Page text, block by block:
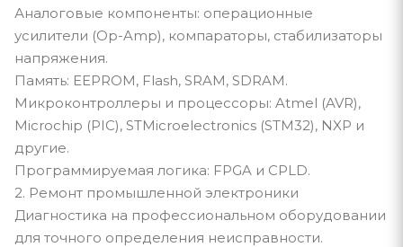
Аналоговые компоненты: операционные
усилители (Op-Amp), компараторы, стабилизаторы
напряжения.
Память: EEPROM, Flash, SRAM, SDRAM.
Микроконтроллеры и процессоры: Atmel (AVR),
Microchip (PIC), STMicroelectronics (STM32), NXP и
другие.
Программируемая логика: FPGA и CPLD.
2. Ремонт промышленной электроники
Диагностика на профессиональном оборудовании
для точного определения неисправности.